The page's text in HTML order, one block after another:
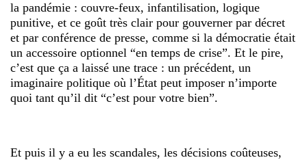
la pandémie : couvre-feux, infantilisation, logique
punitive, et ce goût très clair pour gouverner par décret
et par conférence de presse, comme si la démocratie était
un accessoire optionnel “en temps de crise”. Et le pire,
c’est que ça a laissé une trace : un précédent, un
imaginaire politique où l’État peut imposer n’importe
quoi tant qu’il dit “c’est pour votre bien”.
Et puis il y a eu les scandales, les décisions coûteuses,